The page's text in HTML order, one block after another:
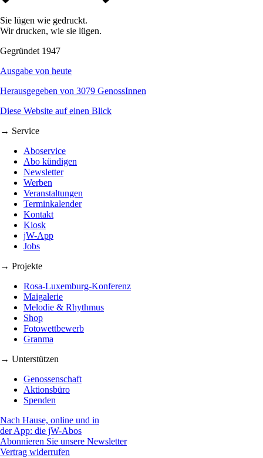
Sie lügen wie gedruckt.
Wir drucken, wie sie lügen.
Gegründet 1947
Ausgabe von heute
Herausgegeben von 3079 GenossInnen
Diese Website auf einen Blick
→ Service
Aboservice
Abo kündigen
Newsletter
Werben
Veranstaltungen
Terminkalender
Kontakt
Kiosk
jW-App
Jobs
→ Projekte
Rosa-Luxemburg-Konferenz
Maigalerie
Melodie & Rhythmus
Shop
Fotowettbewerb
Granma
→ Unterstützen
Genossenschaft
Aktionsbüro
Spenden
Nach Hause, online und in
der App: die jW-Abos
Abonnieren Sie unsere Newsletter
Vertrag widerrufen